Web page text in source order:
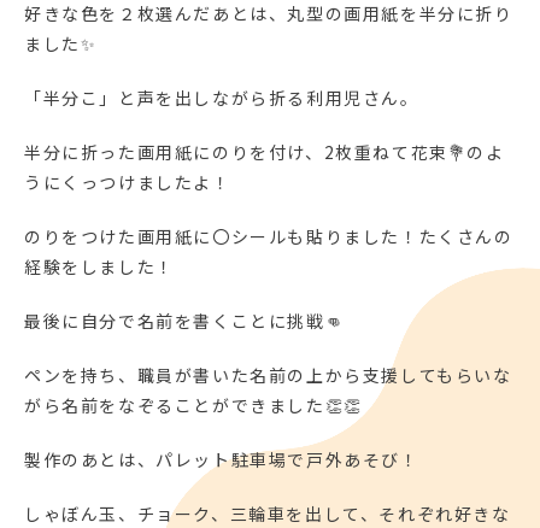
好きな色を２枚選んだあとは、丸型の画用紙を半分に折り
ました✨
「半分こ」と声を出しながら折る利用児さん。
半分に折った画用紙にのりを付け、2枚重ねて花束💐のよ
うにくっつけましたよ！
のりをつけた画用紙に〇シールも貼りました！たくさんの
経験をしました！
最後に自分で名前を書くことに挑戦👊
ペンを持ち、職員が書いた名前の上から支援してもらいな
がら名前をなぞることができました👏👏
製作のあとは、パレット駐車場で戸外あそび！
しゃぼん玉、チョーク、三輪車を出して、それぞれ好きな